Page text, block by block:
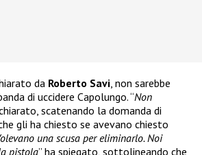
da Roberto Savi, non sarebbe
di uccidere Capolungo. “Non
scatenando la domanda di
gli ha chiesto se avevano chiesto
una scusa per eliminarlo. Noi
pistola” ha spiegato, sottolineando che